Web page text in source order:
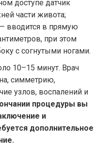
доступе датчик
части живота;
вводится в прямую
при этом
с согнутыми ногами.
10–15 минут. Врач
симметрию,
узлов, воспалений и
процедуры вы
и
дополнительное